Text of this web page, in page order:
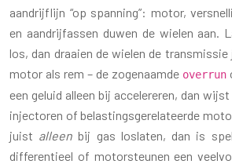
aandrijflijn “op spanning”: motor,
en aandrijfassen duwen de wielen aan.
los, dan draaien de wielen de
motor als rem – de zogenaamde overrun
een geluid alleen bij accelereren, dan
injectoren of belastingsgerelateerde
juist alleen bij gas loslaten, dan is
differentieel of motorsteunen een